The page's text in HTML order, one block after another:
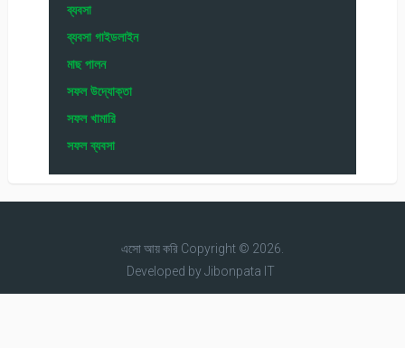
ব্যবসা
ব্যবসা গাইডলাইন
মাছ পালন
সফল উদ্যোক্তা
সফল খামারি
সফল ব্যবসা
এসো আয় করিCopyright © 2026.
Developed byJibonpata IT